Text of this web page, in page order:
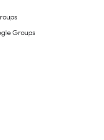
Groups